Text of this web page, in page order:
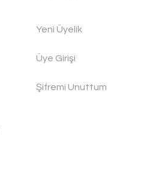
Yeni Üyelik
Üye Girişi
Şifremi Unuttum